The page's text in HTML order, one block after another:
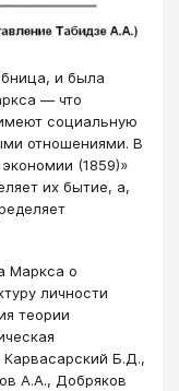
и была
― что
социальную
отношениями. В
(1859)»
их бытие, а,
Маркса о
личности
теории
Б.Д.,
А.А., Добряков